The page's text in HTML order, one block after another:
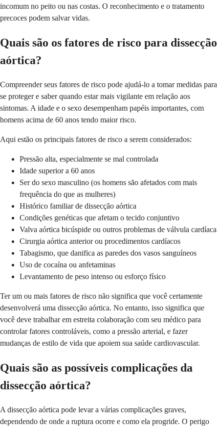
incomum no peito ou nas costas. O reconhecimento e o tratamento
precoces podem salvar vidas.
Quais são os fatores de risco para dissecção
aórtica?
Compreender seus fatores de risco pode ajudá-lo a tomar medidas para
se proteger e saber quando estar mais vigilante em relação aos
sintomas. A idade e o sexo desempenham papéis importantes, com
homens acima de 60 anos tendo maior risco.
Aqui estão os principais fatores de risco a serem considerados:
Pressão alta, especialmente se mal controlada
Idade superior a 60 anos
Ser do sexo masculino (os homens são afetados com mais
frequência do que as mulheres)
Histórico familiar de dissecção aórtica
Condições genéticas que afetam o tecido conjuntivo
Valva aórtica bicúspide ou outros problemas de válvula cardíaca
Cirurgia aórtica anterior ou procedimentos cardíacos
Tabagismo, que danifica as paredes dos vasos sanguíneos
Uso de cocaína ou anfetaminas
Levantamento de peso intenso ou esforço físico
Ter um ou mais fatores de risco não significa que você certamente
desenvolverá uma dissecção aórtica. No entanto, isso significa que
você deve trabalhar em estreita colaboração com seu médico para
controlar fatores controláveis, como a pressão arterial, e fazer
mudanças de estilo de vida que apoiem sua saúde cardiovascular.
Quais são as possíveis complicações da
dissecção aórtica?
A dissecção aórtica pode levar a várias complicações graves,
dependendo de onde a ruptura ocorre e como ela progride. O perigo